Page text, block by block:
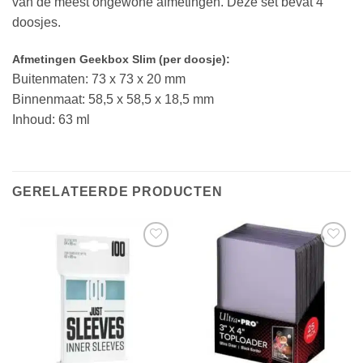
doosjes.
Afmetingen Geekbox Slim (per doosje):
Buitenmaten: 73 x 73 x 20 mm
Binnenmaat: 58,5 x 58,5 x 18,5 mm
Inhoud: 63 ml
GERELATEERDE PRODUCTEN